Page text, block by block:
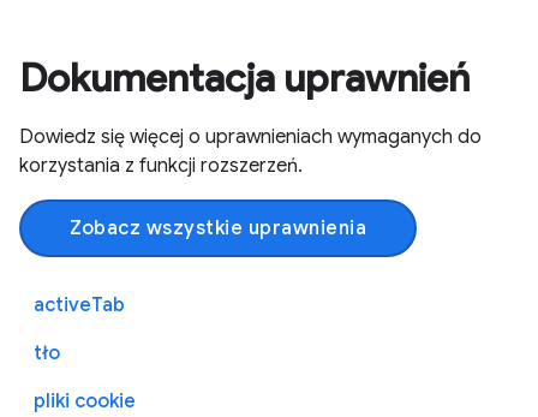
Dokumentacja uprawnień
Dowiedz się więcej o uprawnieniach wymaganych do
korzystania z funkcji rozszerzeń.
Zobacz wszystkie uprawnienia
activeTab
tło
pliki cookie